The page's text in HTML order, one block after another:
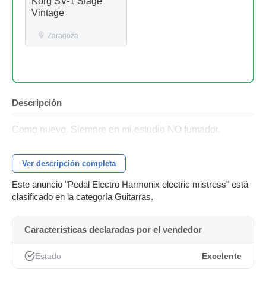
Vintage
Zaragoza
Descripción
Como nuevo. Siempre en mi estudio NO fumador.
Ver descripción completa
Este anuncio "Pedal Electro Harmonix electric mistress" está
clasificado en la categoría Guitarras.
Características declaradas por el vendedor
Estado Excelente